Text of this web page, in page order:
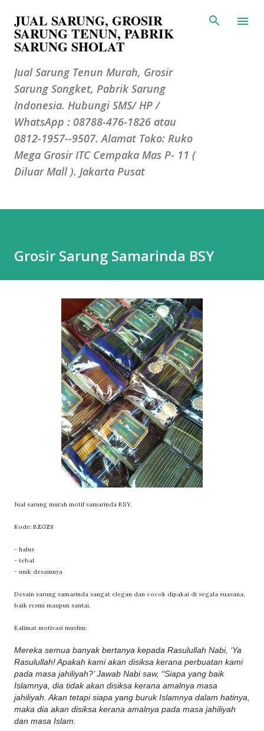
JUAL SARUNG, GROSIR
SARUNG TENUN, PABRIK
SARUNG SHOLAT
Jual Sarung Tenun Murah, Grosir
Sarung Songket, Pabrik Sarung
Indonesia. Hubungi SMS/ HP /
WhatsApp : 08788-476-1826 atau
0812-1957--9507. Alamat Toko: Ruko
Mega Grosir ITC Cempaka Mas P- 11 (
Diluar Mall ). Jakarta Pusat
Grosir Sarung Samarinda BSY
Jual sarung murah motif samarinda BSY.
Kode: BZGZ8
- halus
- tebal
- unik desainnya
Desain sarung samarinda sangat elegan dan cocok dipakai di segala suasana,
baik resmi maupun santai.
Kalimat motivasi muslim:
Mereka semua banyak bertanya kepada Rasulullah Nabi, ‘Ya
Rasulullah! Apakah kami akan disiksa kerana perbuatan kami
pada masa jahiliyah?’ Jawab Nabi saw, “Siapa yang baik
Islamnya, dia tidak akan disiksa kerana amalnya masa
jahiliyah. Akan tetapi siapa yang buruk Islamnya dalam hatinya,
maka dia akan disiksa kerana amalnya pada masa jahiliyah
dan masa Islam.